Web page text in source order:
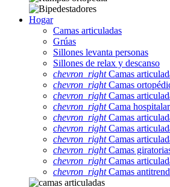
Hogar
Camas articuladas
Grúas
Sillones levanta personas
Sillones de relax y descanso
chevron_rightCamas
chevron_rightCamas
chevron_rightCamas
chevron_rightCama
chevron_rightCamas
chevron_rightCamas
chevron_rightCamas
chevron_rightCamas
chevron_rightCamas
chevron_rightCamas